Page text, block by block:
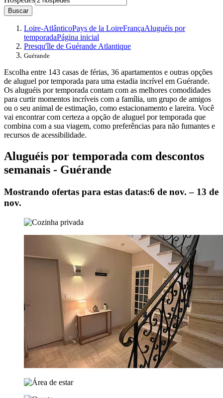
Buscar
Loire-AtlânticoPays de la LoireFrançaAluguéis por
temporadaPágina inicial
Presqu'île de Guérande Atlantique
Guérande
Escolha entre 143 casas de férias, 36 apartamentos e outras opções
de aluguel por temporada para uma estadia incrível em Guérande.
Os aluguéis por temporada contam com as melhores comodidades
para curtir momentos incríveis com a família, um grupo de amigos
ou o seu animal de estimação, como estacionamento e lareira. Você
vai encontrar com certeza a opção de aluguel por temporada que
combina com a sua viagem, como preferências para não fumantes e
recursos de acessibilidade.
Aluguéis por temporada com descontos
semanais - Guérande
Mostrando ofertas para estas datas:6 de nov. – 13 de
nov.